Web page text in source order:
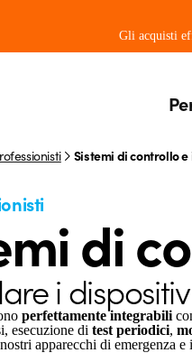
Gli acquisti
Sistemi di controllo
di
i
perfettamente integrabili
esecuzione di test periodici,
apparecchi di emergenza